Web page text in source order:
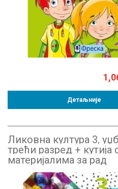
Детаљније
Ликовна култура 3,
трећи разред + кутија
материјалима за рад